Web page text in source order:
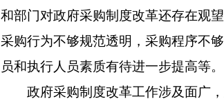
和部门对政府采购制度改革还存在观
采购行为不够规范透明，采购程序不
员和执行人员素质有待进一步提高等。
政府采购制度改革工作涉及面广，